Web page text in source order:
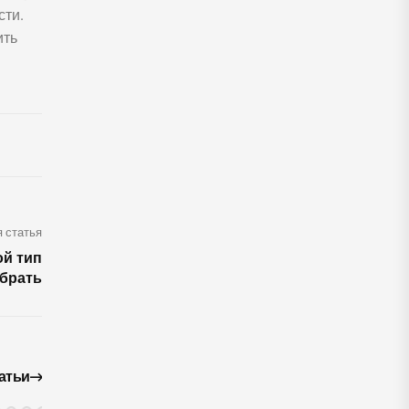
тип